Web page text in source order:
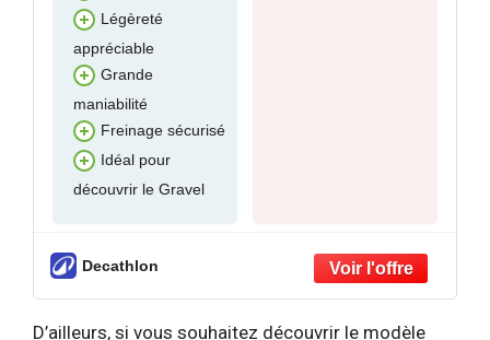
Légèreté
appréciable
Grande
maniabilité
Freinage sécurisé
Idéal pour
découvrir le Gravel
Decathlon
D’ailleurs, si vous souhaitez découvrir le modèle